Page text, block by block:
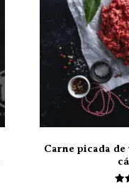
Carne picada